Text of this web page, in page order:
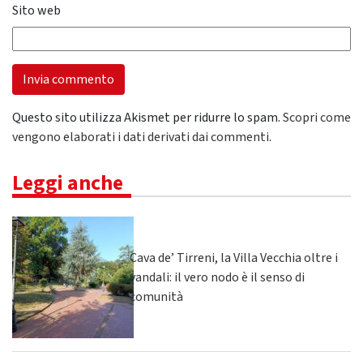
Sito web
Questo sito utilizza Akismet per ridurre lo spam.Scopri come
vengono elaborati i dati derivati dai commenti.
Leggi anche
Cava de’ Tirreni, la Villa Vecchia oltre i
vandali: il vero nodo è il senso di
comunità